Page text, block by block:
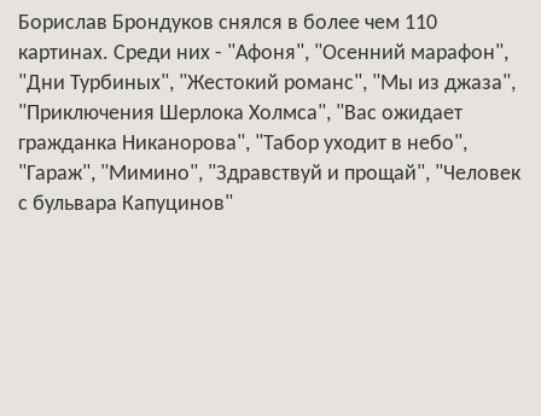
Борислав Брондуков снялся в более чем 110
картинах. Среди них - "Афоня", "Осенний марафон",
"Дни Турбиных", "Жестокий романс", "Мы из джаза",
"Приключения Шерлока Холмса", "Вас ожидает
гражданка Никанорова", "Табор уходит в небо",
"Гараж", "Мимино", "Здравствуй и прощай", "Человек
с бульвара Капуцинов"